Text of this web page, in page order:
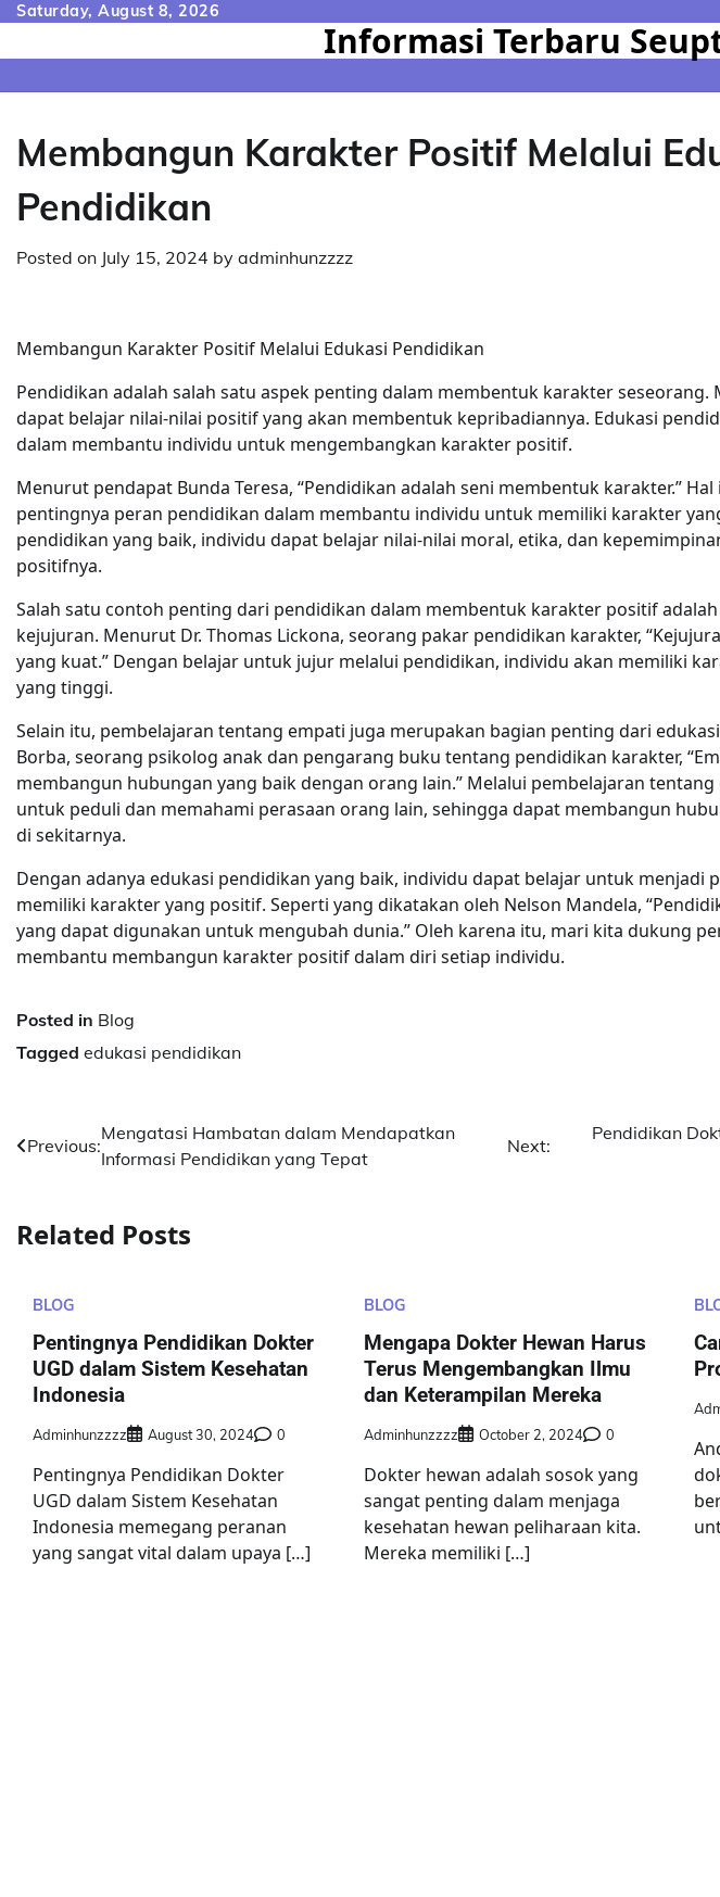
Skip
content
Saturday, August 8, 2026
Informasi Terbaru
Membangun Karakter Positif Melalui
Pendidikan
Posted on July 15, 2024 by adminhunzzzz
Membangun Karakter Positif Melalui Edukasi Pendidikan
Pendidikan adalah salah satu aspek penting dalam membentuk karakter seseorang.
dapat belajar nilai-nilai positif yang akan membentuk kepribadiannya. Edukasi
dalam membantu individu untuk mengembangkan karakter positif.
Menurut pendapat Bunda Teresa, “Pendidikan adalah seni membentuk karakter.”
pentingnya peran pendidikan dalam membantu individu untuk memiliki karakter
pendidikan yang baik, individu dapat belajar nilai-nilai moral, etika, dan
positifnya.
Salah satu contoh penting dari pendidikan dalam membentuk karakter positif
kejujuran. Menurut Dr. Thomas Lickona, seorang pakar pendidikan karakter,
yang kuat.” Dengan belajar untuk jujur melalui pendidikan, individu akan memiliki
yang tinggi.
Selain itu, pembelajaran tentang empati juga merupakan bagian penting dari
Borba, seorang psikolog anak dan pengarang buku tentang pendidikan karakter,
membangun hubungan yang baik dengan orang lain.” Melalui pembelajaran
untuk peduli dan memahami perasaan orang lain, sehingga dapat membangun
di sekitarnya.
Dengan adanya edukasi pendidikan yang baik, individu dapat belajar untuk menjadi
memiliki karakter yang positif. Seperti yang dikatakan oleh Nelson Mandela,
yang dapat digunakan untuk mengubah dunia.” Oleh karena itu, mari kita dukung
membantu membangun karakter positif dalam diri setiap individu.
Posted in Blog
Tagged edukasi pendidikan
Post
navigation
Previous:
Mengatasi Hambatan dalam Mendapatkan
Informasi Pendidikan yang Tepat
Next:
Pendidikan
Related Posts
BLOG
Pentingnya Pendidikan Dokter
UGD dalam Sistem Kesehatan
Indonesia
Adminhunzzzz August 30, 2024 0
Pentingnya Pendidikan Dokter
UGD dalam Sistem Kesehatan
Indonesia memegang peranan
yang sangat vital dalam upaya […]
BLOG
Mengapa Dokter Hewan Harus
Terus Mengembangkan Ilmu
dan Keterampilan Mereka
Adminhunzzzz October 2, 2024 0
Dokter hewan adalah sosok yang
sangat penting dalam menjaga
kesehatan hewan peliharaan kita.
Mereka memiliki […]